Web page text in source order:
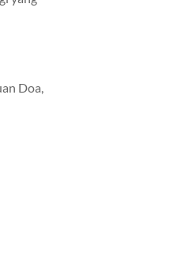
Doa,